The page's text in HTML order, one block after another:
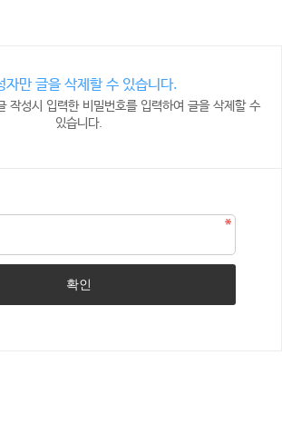
자만 글을 삭제할 수 있습니다.
작성시 입력한 비밀번호를 입력하여 글을 삭제할 수
있습니다.